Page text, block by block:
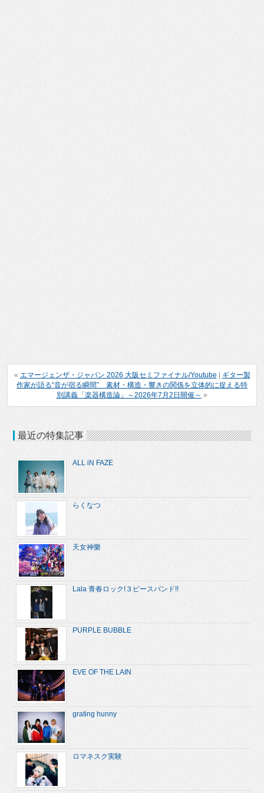
« エマージェンザ・ジャパン 2026 大阪セミファイナル/Youtube
ギター製
作家が語る“音が宿る瞬間” 素材・構造・響きの関係を立体的に捉える特
別講義「楽器構造論」～2026年7月2日開催～ »
最近の特集記事
ALL iN FAZE
らくなつ
天女神樂
Lala 青春ロック!３ピースバンド!!
PURPLE BUBBLE
EVE OF THE LAIN
grating hunny
ロマネスク実験